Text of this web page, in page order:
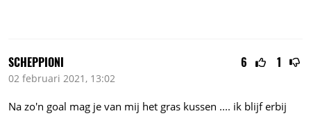
6 1
SCHEPPIONI
02 februari 2021, 13:02
Na zo'n goal mag je van mij het gras kussen .... ik blijf erbij